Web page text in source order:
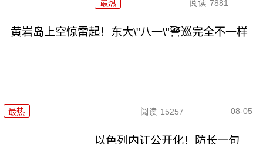
最热 阅读 7881
黄岩岛上空惊雷起！东大\"八一\"警巡完全不一样
最热 阅读 15257 08-05
以色列内讧公开化！防长一句